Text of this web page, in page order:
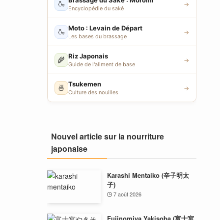
🍶
Encyclopédie du saké
→
🍶 Moto : Levain de Départ
Les bases du brassage
→
🌾 Riz Japonais
Guide de l'aliment de base
→
🍜 Tsukemen
Culture des nouilles
→
Nouvel article sur la nourriture
japonaise
Karashi Mentaiko (辛子明太
子)
7 août 2026